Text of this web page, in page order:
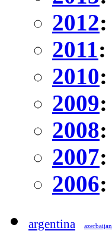
2012:
2011:
2010:
2009:
2008:
2007:
2006:
argentina azerbaijan